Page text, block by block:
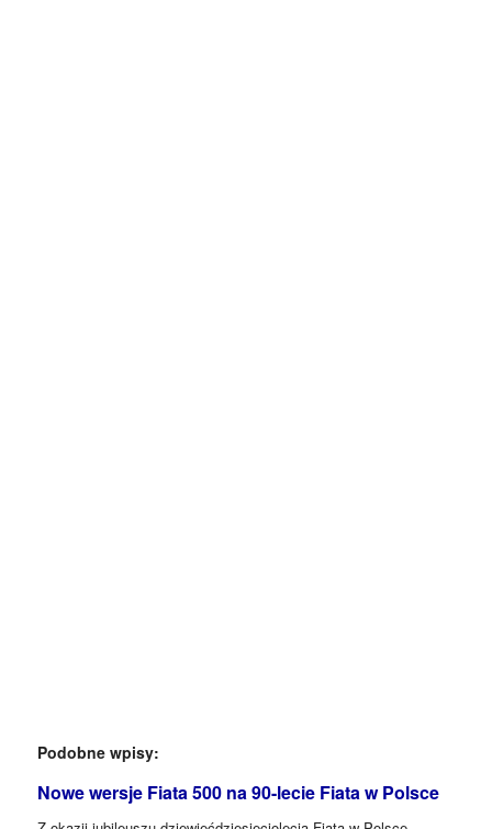
Podobne wpisy:
Nowe wersje Fiata 500 na 90-lecie Fiata w Polsce